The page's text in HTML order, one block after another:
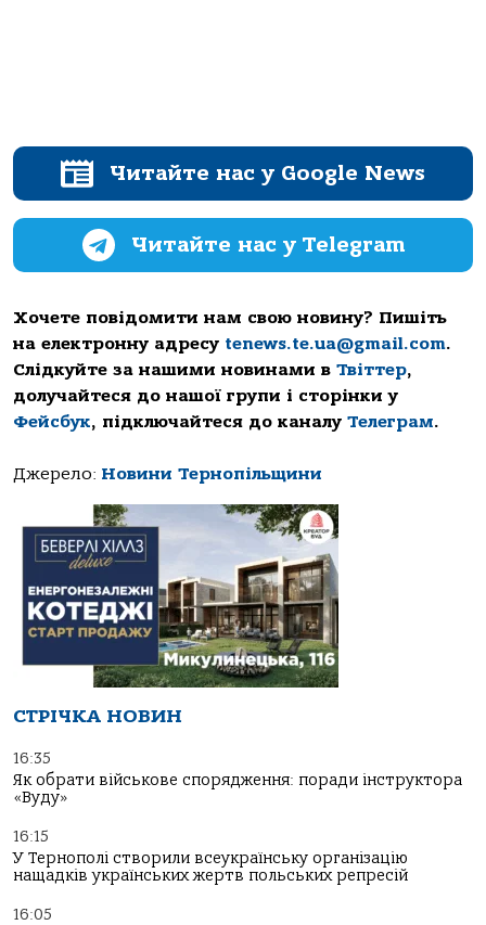
Читайте нас у Google News
Читайте нас у Telegram
Хочете повідомити нам свою новину? Пишіть
на електронну адресу tenews.te.ua@gmail.com.
Слідкуйте за нашими новинами в Твіттер,
долучайтеся до нашої групи і сторінки у
Фейсбук, підключайтеся до каналу Телеграм.
Джерело: Новини Тернопільщини
СТРІЧКА НОВИН
16:35
Як обрати військове спорядження: поради інструктора
«Вуду»
16:15
У Тернополі створили всеукраїнську організацію
нащадків українських жертв польських репресій
16:05